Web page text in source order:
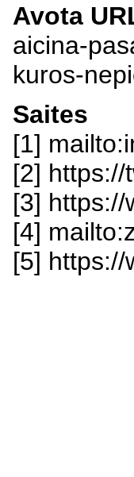
Avota
aicina-
kuros-
Saites
[1]
[2] https://
[3] https://
[4]
[5] https://